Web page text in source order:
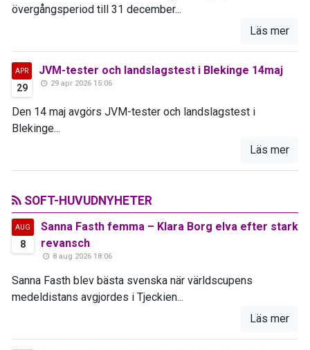
övergångsperiod till 31 december...
Läs mer
APR
29
JVM-tester och landslagstest i Blekinge 14maj
29 apr 2026 15:06
Den 14 maj avgörs JVM-tester och landslagstest i
Blekinge...
Läs mer
SOFT-HUVUDNYHETER
AUG
8
Sanna Fasth femma – Klara Borg elva efter stark
revansch
8 aug 2026 18:06
Sanna Fasth blev bästa svenska när världscupens
medeldistans avgjordes i Tjeckien...
Läs mer